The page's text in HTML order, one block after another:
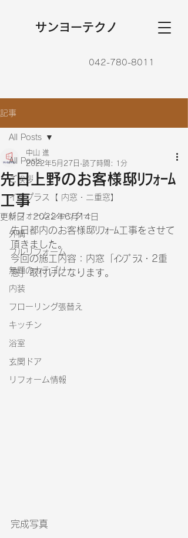
​サンヨーテクノ
042-780-8011
記事
All Posts
ご挨拶
インプラス【 内窓・二重窓】
リフォームシャッター
外構
フルリフォーム
無題のカテゴリー
内装
フローリング張替え
キッチン
浴室
玄関ドア
リフォーム情報
All Posts
先日上野のお客様邸ﾘﾌｫｰﾑ
工事
中山 進
2022年5月27日 読了時間: 1分
更新日：2022年6月14日
先日都内のお客様邸ﾘﾌｫｰﾑ工事をさせて
頂きました。
今回の施工内容：内窓「ｲﾝﾌﾟﾗｽ・2重
窓」取付けになります。
完成写真